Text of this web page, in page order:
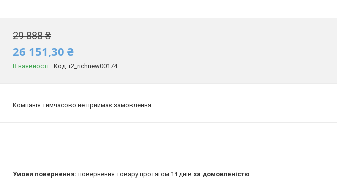
29 888 ₴
26 151,30 ₴
В наявності Код: r2_richnew00174
Компанія тимчасово не приймає замовлення
повернення товару протягом 14 днів за домовленістю